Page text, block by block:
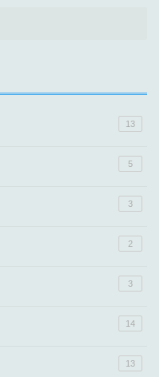
13
5
3
2
3
14
13